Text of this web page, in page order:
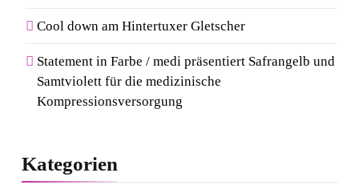
8
Von Mallorca bis Mykonos:
Der Style-Guide für
Südeuropas Top-Destinationen
Cool down am Hintertuxer Gletscher
Statement in Farbe / medi präsentiert Safrangelb und
Samtviolett für die medizinische
Kompressionsversorgung
Kategorien